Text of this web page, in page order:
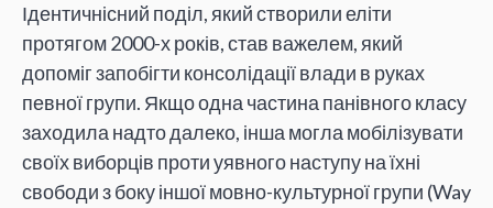
Ідентичнісний поділ, який створили еліти
протягом 2000-х років, став важелем, який
допоміг запобігти консолідації влади в руках
певної групи. Якщо одна частина панівного класу
заходила надто далеко, інша могла мобілізувати
своїх виборців проти уявного наступу на їхні
свободи з боку іншої мовно-культурної групи (Way